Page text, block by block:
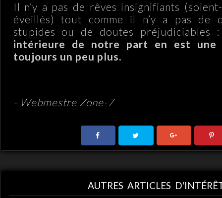
Il n’y a pas de rêves insignifiants
éveillés) tout comme il n’y a pas de
stupides ou de doutes préjudiciables
intérieure de notre part en est une
toujours un peu plus.
- Webmestre Zone-7
AUTRES ARTICLES